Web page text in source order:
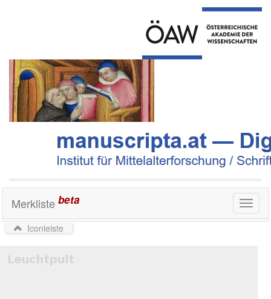
Toggle
Merkliste beta
Iconleiste